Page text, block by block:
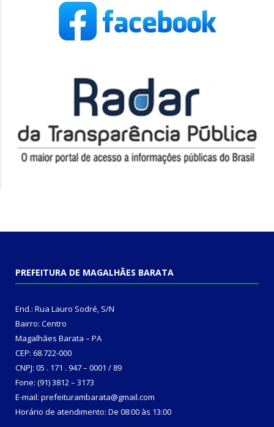
PREFEITURA DE MAGALHÃES BARATA
End.: Rua Lauro Sodré, S/N
Bairro: Centro
Magalhães Barata – PA
CEP: 68.722-000
CNPJ: 05 . 171 . 947 – 0001 / 89
Fone: (91) 3812 – 3173
E-mail: prefeiturambarata@gmail.com
Horário de atendimento: De 08:00 às 13:00